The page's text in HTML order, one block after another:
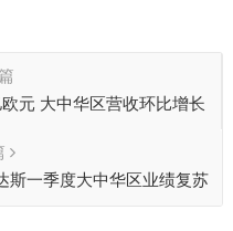
元 大中华区营收环比增长
斯一季度大中华区业绩复苏